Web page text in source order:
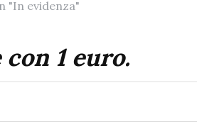
"In evidenza"
1 euro.